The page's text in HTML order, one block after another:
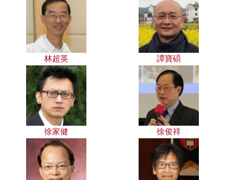
林超英 譚寶碩
徐家健 徐俊祥